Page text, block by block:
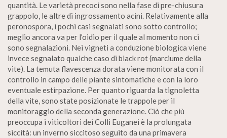
quantità. Le varietà precoci sono nella fase di pre-chiusura
grappolo, le altre di ingrossamento acini. Relativamente alla
peronospora, i pochi casi segnalati sono sotto controllo;
meglio ancora va per l’oidio per il quale al momento non ci
sono segnalazioni. Nei vigneti a conduzione biologica viene
invece segnalato qualche caso di black rot (marciume della
vite). La temuta flavescenza dorata viene monitorata con il
controllo in campo delle piante sintomatiche e con la loro
eventuale estirpazione. Per quanto riguarda la tignoletta
della vite, sono state posizionate le trappole per il
monitoraggio della seconda generazione. Ciò che più
preoccupa i viticoltori dei Colli Euganei è la prolungata
siccità: un inverno siccitoso seguito da una primavera